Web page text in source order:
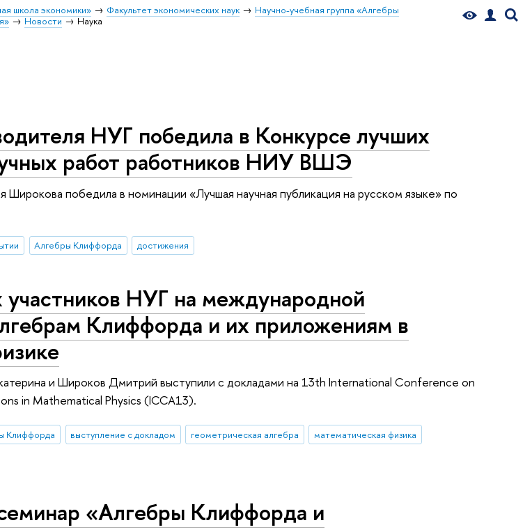
школа экономики» Факультет экономических наук
Научно-учебная группа «Алгебры
Новости Наука
НУГ победила в Конкурсе лучших
работ работников НИУ ВШЭ
победила в номинации «Лучшая научная публикация на русском языке» по
Алгебры Клиффорда достижения
участников НУГ на международной
Клиффорда и их приложениям в
и Широков Дмитрий выступили с докладами на 13th International Conference on
in Mathematical Physics (ICCA13).
Клиффорда выступление с докладом геометрическая алгебра
математическая физика
«Алгебры Клиффорда и